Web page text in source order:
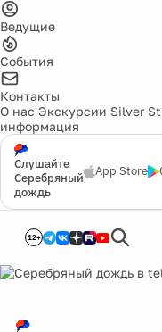
Ведущие
События
Контакты
О нас Экскурсии Silver
информация
Слушайте
Серебряный
дождь
App Store
12+